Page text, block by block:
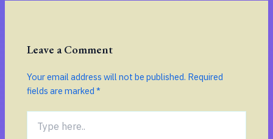
Leave a Comment
Your email address will not be published. Required
fields are marked*
here..